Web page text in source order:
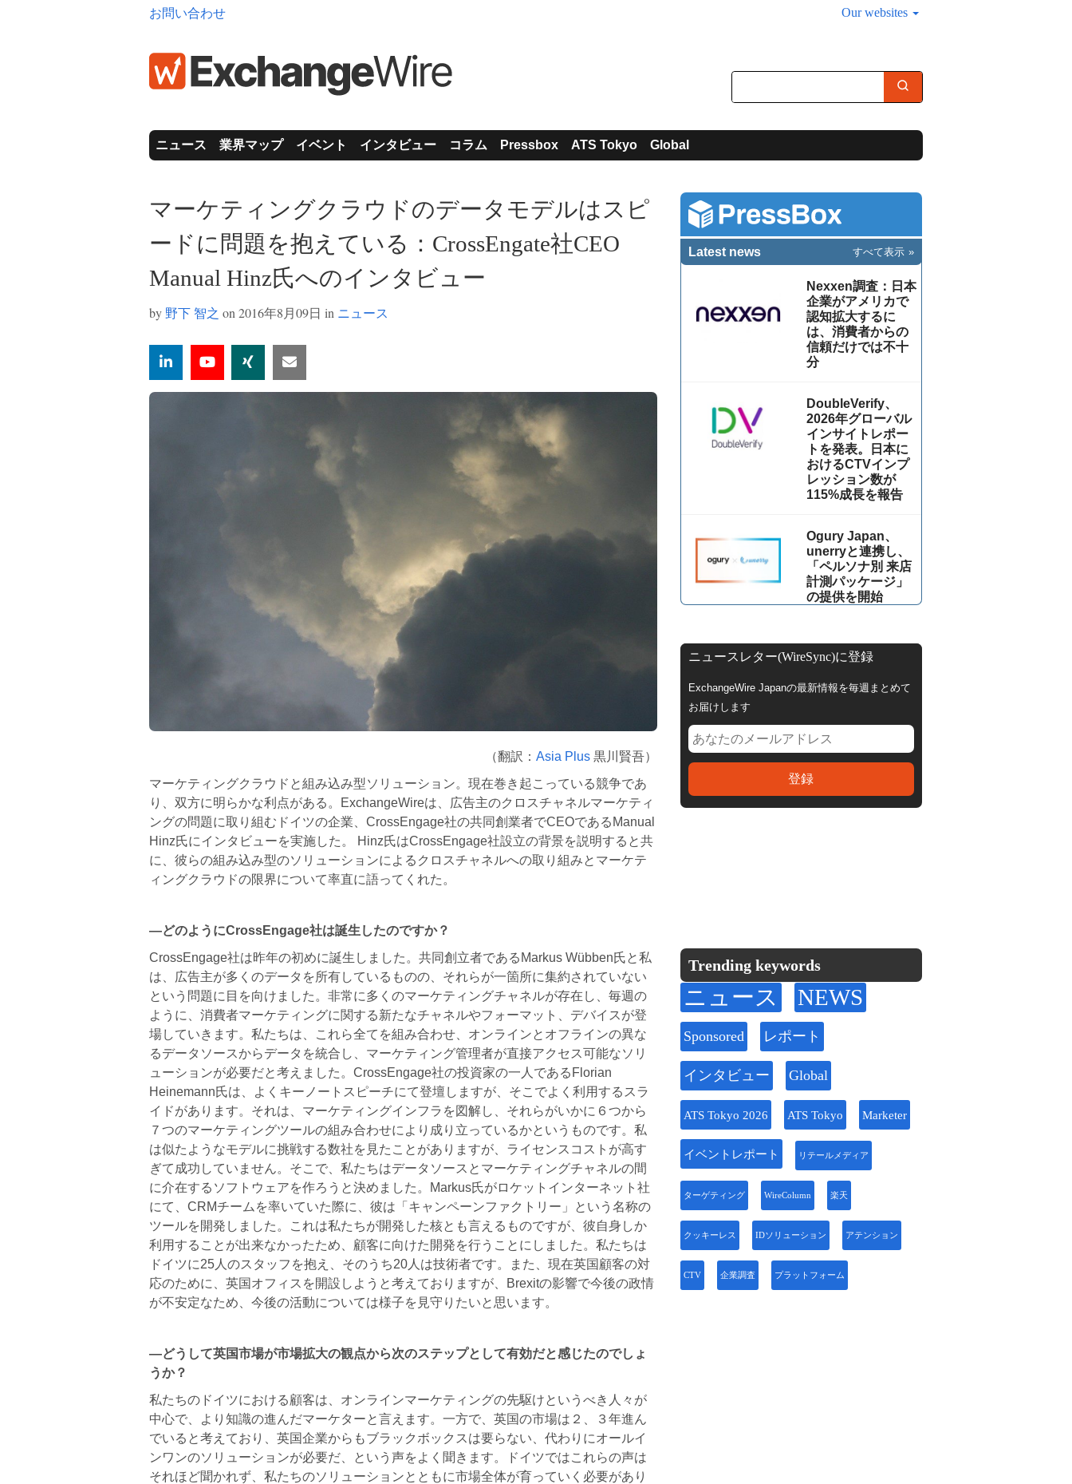
お問い合わせ Our websites
ニュース 業界マップ イベント インタビュー コラム Pressbox ATS Tokyo Global
マーケティングクラウドのデータモデルはスピ
ードに問題を抱えている：CrossEngate社CEO
Manual Hinz氏へのインタビュー
by 野下 智之 on 2016年8月09日 in ニュース
（翻訳： Asia Plus黒川賢吾）
マーケティングクラウドと組み込み型ソリューション。現在巻き起こっている競争であ
り、双方に明らかな利点がある。ExchangeWireは、広告主のクロスチャネルマーケティ
ングの問題に取り組むドイツの企業、CrossEngage社の共同創業者でCEOであるManual
Hinz氏にインタビューを実施した。 Hinz氏はCrossEngage社設立の背景を説明すると共
に、彼らの組み込み型のソリューションによるクロスチャネルへの取り組みとマーケテ
ィングクラウドの限界について率直に語ってくれた。
―どのようにCrossEngage社は誕生したのですか？
CrossEngage社は昨年の初めに誕生しました。共同創立者であるMarkus Wübben氏と私
は、広告主が多くのデータを所有しているものの、それらが一箇所に集約されていない
という問題に目を向けました。非常に多くのマーケティングチャネルが存在し、毎週の
ように、消費者マーケティングに関する新たなチャネルやフォーマット、デバイスが登
場していきます。私たちは、これら全てを組み合わせ、オンラインとオフラインの異な
るデータソースからデータを統合し、マーケティング管理者が直接アクセス可能なソリ
ューションが必要だと考えました。CrossEngage社の投資家の一人であるFlorian
Heinemann氏は、よくキーノートスピーチにて登壇しますが、そこでよく利用するスラ
イドがあります。それは、マーケティングインフラを図解し、それらがいかに６つから
７つのマーケティングツールの組み合わせにより成り立っているかというものです。私
は似たようなモデルに挑戦する数社を見たことがありますが、ライセンスコストが高す
ぎて成功していません。そこで、私たちはデータソースとマーケティングチャネルの間
に介在するソフトウェアを作ろうと決めました。Markus氏がロケットインターネット社
にて、CRMチームを率いていた際に、彼は「キャンペーンファクトリー」という名称の
ツールを開発しました。これは私たちが開発した核とも言えるものですが、彼自身しか
利用することが出来なかったため、顧客に向けた開発を行うことにしました。私たちは
ドイツに25人のスタッフを抱え、そのうち20人は技術者です。また、現在英国顧客の対
応のために、英国オフィスを開設しようと考えておりますが、Brexitの影響で今後の政情
が不安定なため、今後の活動については様子を見守りたいと思います。
―どうして英国市場が市場拡大の観点から次のステップとして有効だと感じたのでしょ
うか？
私たちのドイツにおける顧客は、オンラインマーケティングの先駆けというべき人々が
中心で、より知識の進んだマーケターと言えます。一方で、英国の市場は２、３年進ん
でいると考えており、英国企業からもブラックボックスは要らない、代わりにオールイ
ンワンのソリューションが必要だ、という声をよく聞きます。ドイツではこれらの声は
それほど聞かれず、私たちのソリューションとともに市場全体が育っていく必要があり
Latest news すべて表示
Nexxen調査：日本
企業がアメリカで
認知拡大するに
は、消費者からの
信頼だけでは不十
分
DoubleVerify、
2026年グローバル
インサイトレポー
トを発表。日本に
おけるCTVインプ
レッション数が
115%成⻑を報告
Ogury Japan、
unerryと連携し、
「ペルソナ別 来店
計測パッケージ」
の提供を開始
ニュースレター(WireSync)に登録
ExchangeWire Japanの最新情報を毎週まとめて
お届けします
Trending keywords
ニュース NEWS
Sponsored レポート
インタビュー Global
ATS Tokyo 2026 ATS Tokyo Marketer
イベントレポート リテールメディア
ターゲティング WireColumn 楽天
クッキーレス IDソリューション アテンション
CTV 企業調査 プラットフォーム